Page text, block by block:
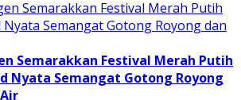
Semarakkan Festival Merah Putih
Nyata Semangat Gotong Royong